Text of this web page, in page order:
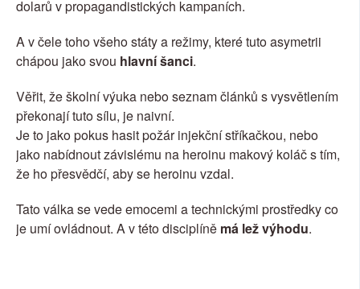
dolarů v propagandistických kampaních.
A v čele toho všeho státy a režimy, které tuto asymetrii
chápou jako svou hlavní šanci.
Věřit, že školní výuka nebo seznam článků s vysvětlením
překonají tuto sílu, je naivní.
Je to jako pokus hasit požár injekční stříkačkou, nebo
jako nabídnout závislému na heroinu makový koláč s tím,
že ho přesvědčí, aby se heroinu vzdal.
Tato válka se vede emocemi a technickými prostředky co
je umí ovládnout. A v této disciplíně má lež výhodu.